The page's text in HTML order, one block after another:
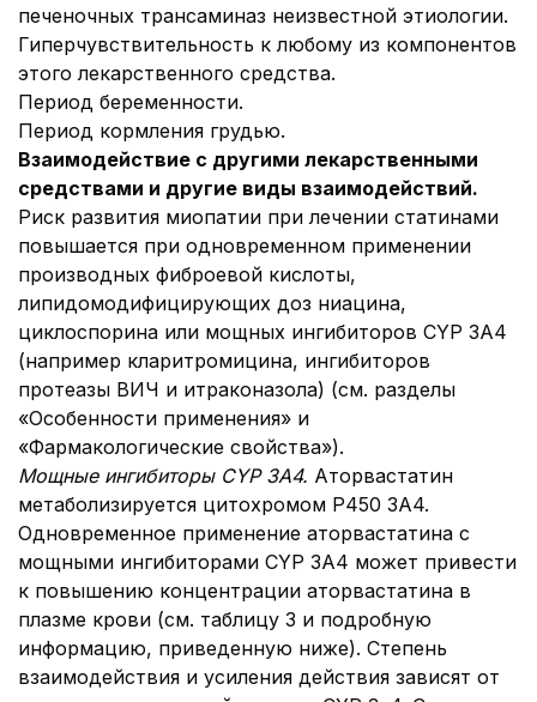
печеночных трансаминаз неизвестной этиологии.
Гиперчувствительность к любому из компонентов
этого лекарственного средства.
Период беременности.
Период кормления грудью.
Взаимодействие с другими лекарственными
средствами и другие виды взаимодействий.
Риск развития миопатии при лечении статинами
повышается при одновременном применении
производных фиброевой кислоты,
липидомодифицирующих доз ниацина,
циклоспорина или мощных ингибиторов CYP 3A4
(например кларитромицина, ингибиторов
протеазы ВИЧ и итраконазола) (см. разделы
«Особенности применения» и
«Фармакологические свойства»).
Мощные ингибиторы CYP 3A4. Аторвастатин
метаболизируется цитохромом P450 3A4.
Одновременное применение аторвастатина с
мощными ингибиторами CYP 3A4 может привести
к повышению концентрации аторвастатина в
плазме крови (см. таблицу 3 и подробную
информацию, приведенную ниже). Степень
взаимодействия и усиления действия зависят от